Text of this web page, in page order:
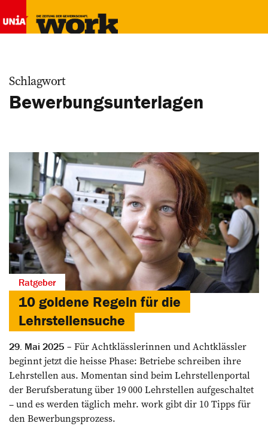
Schlagwort
Bewerbungsunterlagen
Ratgeber
10 goldene Regeln für die
Lehrstellensuche
29. Mai 2025
Für Achtklässlerinnen und Achtklässler
beginnt jetzt die heisse Phase: Betriebe schreiben ihre
Lehrstellen aus. Momentan sind beim Lehrstellenportal
der Berufsberatung über 19 000 Lehrstellen aufgeschaltet
– und es werden täglich mehr. work gibt dir 10 Tipps für
den Bewerbungsprozess.